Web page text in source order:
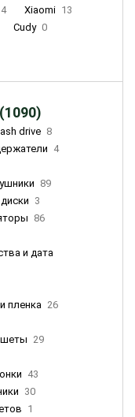
4 Xiaomi 13
Cudy 0
drive 8
4
89
3
86
и дата
пленка 26
29
43
30
1